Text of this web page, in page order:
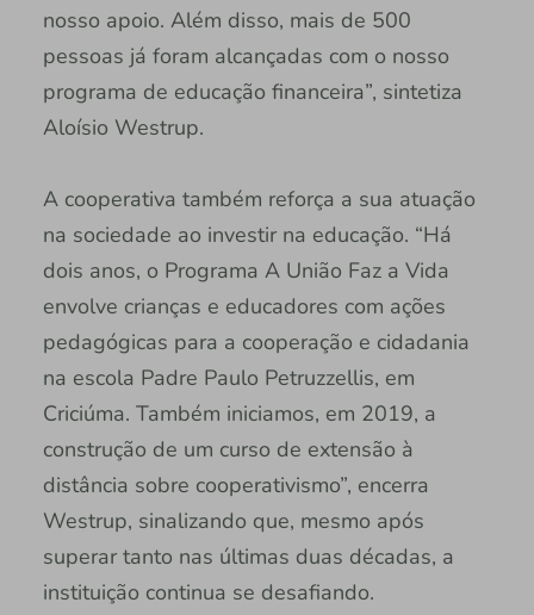
nosso apoio. Além disso, mais de 500
pessoas já foram alcançadas com o nosso
programa de educação financeira”, sintetiza
Aloísio Westrup.
A cooperativa também reforça a sua atuação
na sociedade ao investir na educação. “Há
dois anos, o Programa A União Faz a Vida
envolve crianças e educadores com ações
pedagógicas para a cooperação e cidadania
na escola Padre Paulo Petruzzellis, em
Criciúma. Também iniciamos, em 2019, a
construção de um curso de extensão à
distância sobre cooperativismo”, encerra
Westrup, sinalizando que, mesmo após
superar tanto nas últimas duas décadas, a
instituição continua se desafiando.